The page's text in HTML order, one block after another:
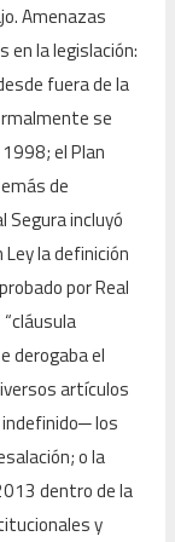
Amenazas
en la legislación:
fuera de la
se
el Plan
de
Segura incluyó
la definición
por Real
derogaba el
artículos
los
o la
dentro de la
y